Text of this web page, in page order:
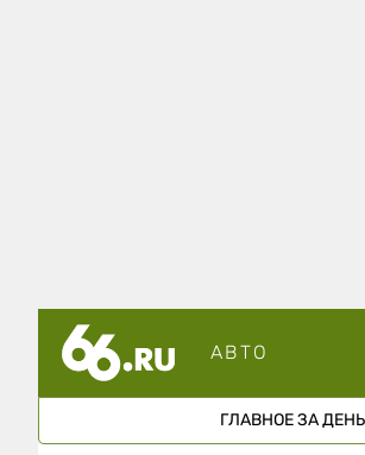
АВТО
ГЛАВНОЕ ЗА ДЕНЬ